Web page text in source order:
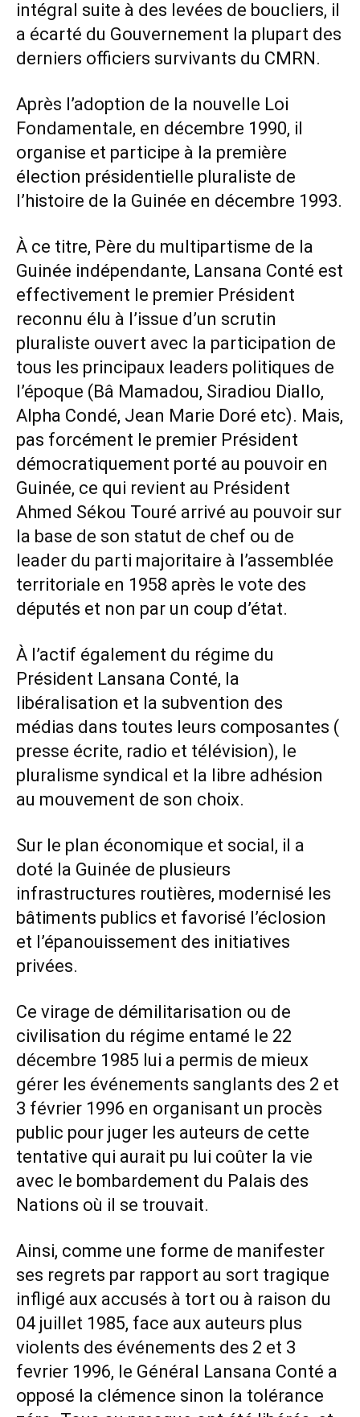
intégral suite à des levées de boucliers, il
a écarté du Gouvernement la plupart des
derniers officiers survivants du CMRN.
Après l’adoption de la nouvelle Loi
Fondamentale, en décembre 1990, il
organise et participe à la première
élection présidentielle pluraliste de
l’histoire de la Guinée en décembre 1993.
À ce titre, Père du multipartisme de la
Guinée indépendante, Lansana Conté est
effectivement le premier Président
reconnu élu à l’issue d’un scrutin
pluraliste ouvert avec la participation de
tous les principaux leaders politiques de
l’époque (Bâ Mamadou, Siradiou Diallo,
Alpha Condé, Jean Marie Doré etc). Mais,
pas forcément le premier Président
démocratiquement porté au pouvoir en
Guinée, ce qui revient au Président
Ahmed Sékou Touré arrivé au pouvoir sur
la base de son statut de chef ou de
leader du parti majoritaire à l’assemblée
territoriale en 1958 après le vote des
députés et non par un coup d’état.
À l’actif également du régime du
Président Lansana Conté, la
libéralisation et la subvention des
médias dans toutes leurs composantes (
presse écrite, radio et télévision), le
pluralisme syndical et la libre adhésion
au mouvement de son choix.
Sur le plan économique et social, il a
doté la Guinée de plusieurs
infrastructures routières, modernisé les
bâtiments publics et favorisé l’éclosion
et l’épanouissement des initiatives
privées.
Ce virage de démilitarisation ou de
civilisation du régime entamé le 22
décembre 1985 lui a permis de mieux
gérer les événements sanglants des 2 et
3 février 1996 en organisant un procès
public pour juger les auteurs de cette
tentative qui aurait pu lui coûter la vie
avec le bombardement du Palais des
Nations où il se trouvait.
Ainsi, comme une forme de manifester
ses regrets par rapport au sort tragique
infligé aux accusés à tort ou à raison du
04 juillet 1985, face aux auteurs plus
violents des événements des 2 et 3
fevrier 1996, le Général Lansana Conté a
opposé la clémence sinon la tolérance